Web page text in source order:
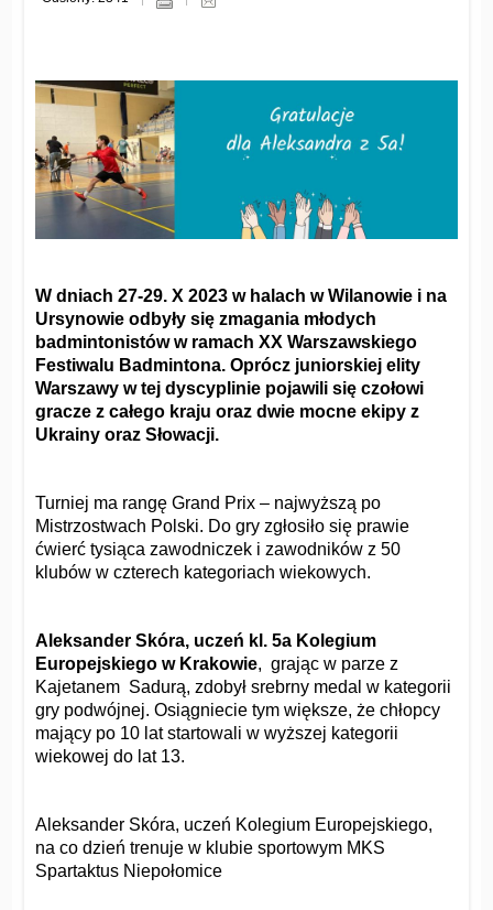
W dniach 27-29. X 2023 w halach w Wilanowie i na
Ursynowie odbyły się zmagania młodych
badmintonistów w ramach XX Warszawskiego
Festiwalu Badmintona. Oprócz juniorskiej elity
Warszawy w tej dyscyplinie pojawili się czołowi
gracze z całego kraju oraz dwie mocne ekipy z
Ukrainy oraz Słowacji.
Turniej ma rangę Grand Prix – najwyższą po
Mistrzostwach Polski. Do gry zgłosiło się prawie
ćwierć tysiąca zawodniczek i zawodników z 50
klubów w czterech kategoriach wiekowych.
Aleksander Skóra, uczeń kl. 5a Kolegium
Europejskiego w Krakowie, grając w parze z
Kajetanem Sadurą, zdobył srebrny medal w kategorii
gry podwójnej. Osiągniecie tym większe, że chłopcy
mający po 10 lat startowali w wyższej kategorii
wiekowej do lat 13.
Aleksander Skóra, uczeń Kolegium Europejskiego,
na co dzień trenuje w klubie sportowym MKS
Spartaktus Niepołomice